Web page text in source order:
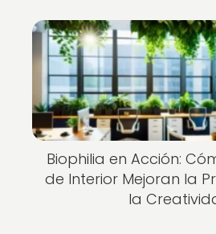
Biophilia en Acción:
de Interior Mejoran la
la